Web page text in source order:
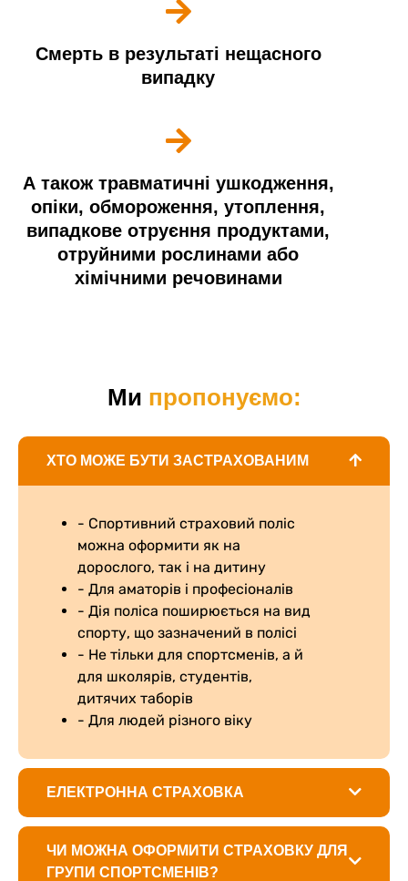
Смерть в результаті нещасного
випадку
А також травматичні ушкодження,
опіки, обмороження, утоплення,
випадкове отруєння продуктами,
отруйними рослинами або
хімічними речовинами
Ми пропонуємо:
ХТО МОЖЕ БУТИ ЗАСТРАХОВАНИМ
- Спортивний страховий поліс
можна оформити як на
дорослого, так і на дитину
- Для аматорів і професіоналів
- Дія поліса поширюється на вид
спорту, що зазначений в полісі
- Не тільки для спортсменів, а й
для школярів, студентів,
дитячих таборів
- Для людей різного віку
ЕЛЕКТРОННА СТРАХОВКА
ЧИ МОЖНА ОФОРМИТИ СТРАХОВКУ ДЛЯ
ГРУПИ СПОРТСМЕНІВ?